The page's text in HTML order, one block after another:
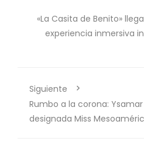
«La Casita de Benito»
experiencia inmersiva
Siguiente
Rumbo a la corona:
designada Miss